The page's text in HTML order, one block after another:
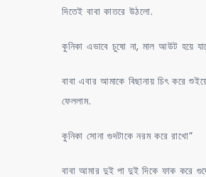
দিতেই বাবা কাতরে উঠলো.
কুনিকা এভাবে চুষো না, মাল আউট হয়ে
বাবা এবার আমাকে বিছানায় চিৎ করে
ফেললাম.
কুনিকা সোনা গুদটাকে নরম করে রাখো”
বাবা আমার দুই পা দুই দিকে ফাক করে